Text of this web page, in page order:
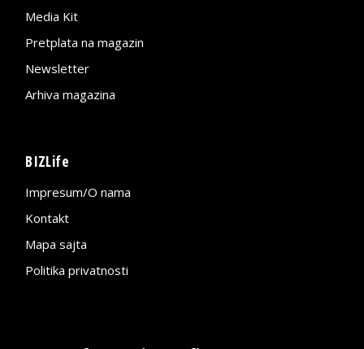
Media Kit
Pretplata na magazin
Newsletter
Arhiva magazina
BIZLife
Impresum/O nama
Kontakt
Mapa sajta
Politika privatnosti